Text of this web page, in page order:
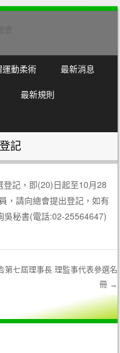
運動柔術 最新消息
最新規則
記
記，即(20)日起至10月28
，請向總會提出登記，如有
吳秘書(電話:02-25564647)
第七屆理事長.理監事代表參選名
冊 →